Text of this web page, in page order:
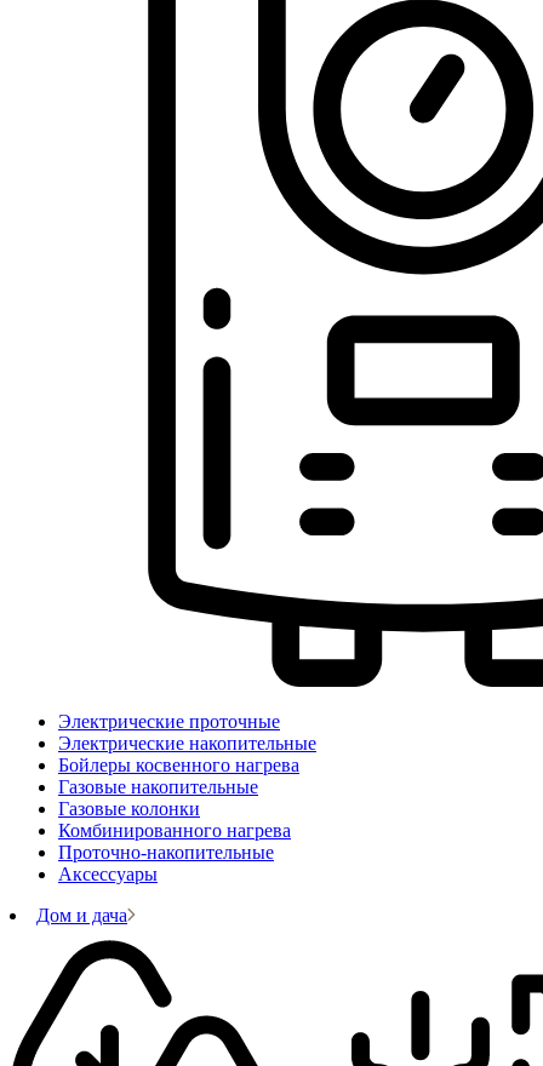
Электрические проточные
Электрические накопительные
Бойлеры косвенного нагрева
Газовые накопительные
Газовые колонки
Комбинированного нагрева
Проточно-накопительные
Аксессуары
Дом и дача